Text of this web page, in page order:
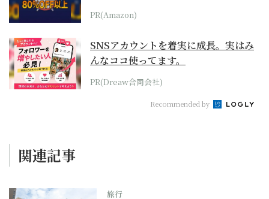
PR(Amazon)
SNSアカウントを着実に成長。実はみ
んなココ使ってます。
PR(Dreaw合同会社)
Recommended by
関連記事
旅行